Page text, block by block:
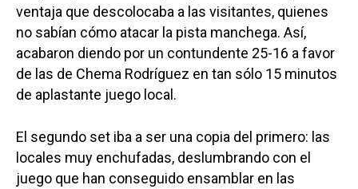
ventaja que descolocaba a las visitantes, quienes
no sabían cómo atacar la pista manchega. Así,
acabaron diendo por un contundente 25-16 a favor
de las de Chema Rodríguez en tan sólo 15 minutos
de aplastante juego local.
El segundo set iba a ser una copia del primero: las
locales muy enchufadas, deslumbrando con el
juego que han conseguido ensamblar en las